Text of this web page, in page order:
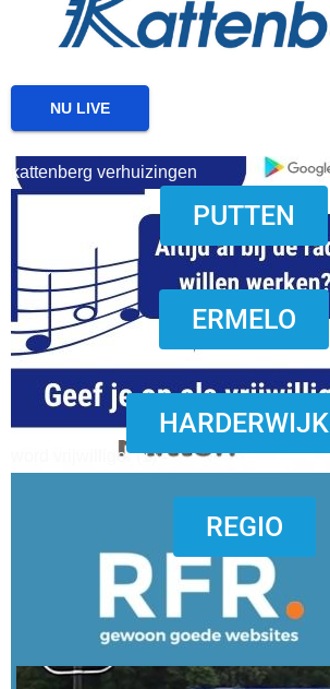
download onzze App
kattenberg verhuizingen
word vrijwilliger (1)
NU LIVE
PUTTEN
ERMELO
HARDERWIJK
REGIO